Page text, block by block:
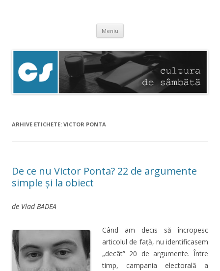
Meniu
ARHIVE ETICHETE: VICTOR PONTA
De ce nu Victor Ponta? 22 de argumente
simple şi la obiect
de Vlad BADEA
Când am decis să încropesc
articolul de faţă, nu identificasem
„decât” 20 de argumente. Între
timp, campania electorală a